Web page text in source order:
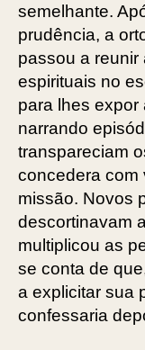
semelhante.
prudência, a
passou a reunir
espirituais no
para lhes expor
narrando
transpareciam
concedera com
missão. Novos
descortinavam
multiplicou as
se conta de
a explicitar sua
confessaria